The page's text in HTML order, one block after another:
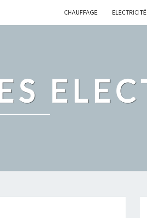
CHAUFFAGE ELECTRICITÉ